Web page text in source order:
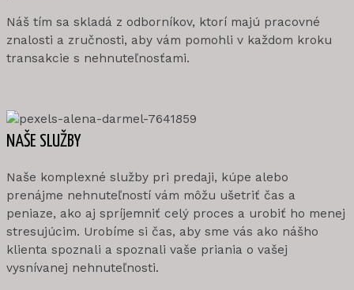
Náš tím sa skladá z odborníkov, ktorí majú pracovné
znalosti a zručnosti, aby vám pomohli v každom kroku
transakcie s nehnuteľnosťami.
NAŠE SLUŽBY
Naše komplexné služby pri predaji, kúpe alebo
prenájme nehnuteľností vám môžu ušetriť čas a
peniaze, ako aj spríjemniť celý proces a urobiť ho menej
stresujúcim. Urobíme si čas, aby sme vás ako nášho
klienta spoznali a spoznali vaše priania o vašej
vysnívanej nehnuteľnosti.